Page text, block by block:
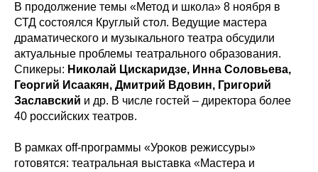
В продолжение темы «Метод и школа» 8 ноября в
СТД состоялся Круглый стол. Ведущие мастера
драматического и музыкального театра обсудили
актуальные проблемы театрального образования.
Спикеры: Николай Цискаридзе, Инна Соловьева,
Георгий Исаакян, Дмитрий Вдовин, Григорий
Заславский и др. В числе гостей – директора более
40 российских театров.
В рамках off-программы «Уроков режиссуры»
готовятся: театральная выставка «Мастера и